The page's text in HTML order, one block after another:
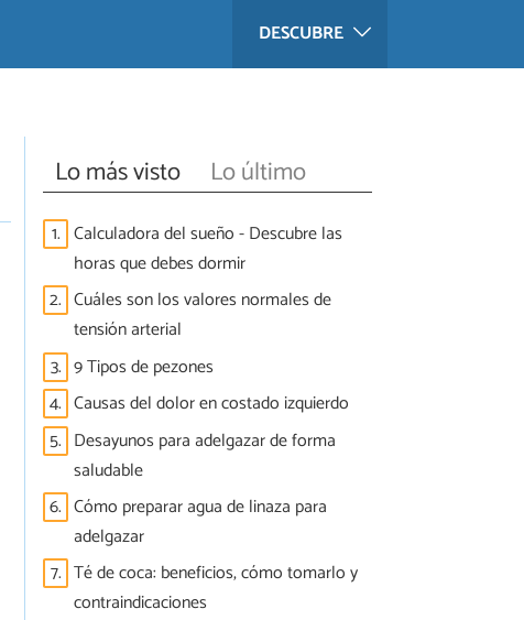
DESCUBRE
Lo más visto Lo último
1. Calculadora del sueño - Descubre las
horas que debes dormir
2. Cuáles son los valores normales de
tensión arterial
3. 9 Tipos de pezones
4. Causas del dolor en costado izquierdo
5. Desayunos para adelgazar de forma
saludable
6. Cómo preparar agua de linaza para
adelgazar
7. Té de coca: beneficios, cómo tomarlo y
contraindicaciones